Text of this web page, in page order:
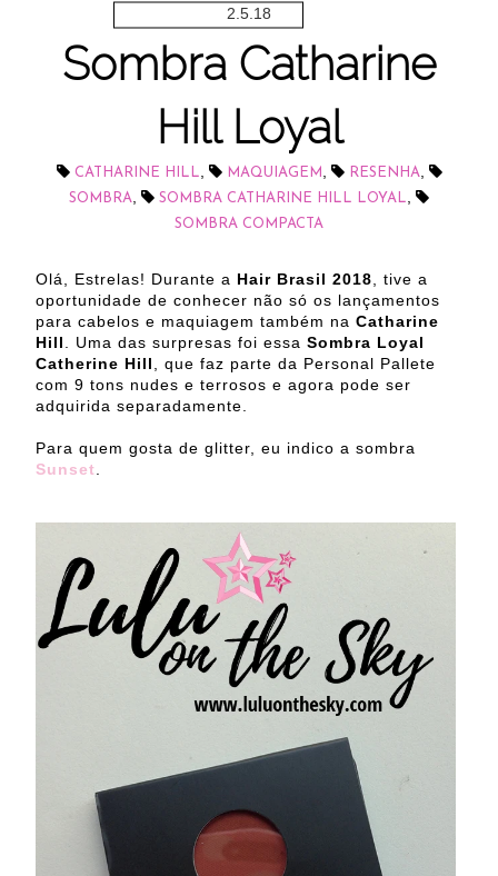
2.5.18
Sombra Catharine
Hill Loyal
CATHARINE HILL MAQUIAGEM RESENHA
SOMBRA SOMBRA CATHARINE HILL LOYAL
SOMBRA COMPACTA
Olá, Estrelas! Durante a Hair Brasil 2018 , tive a
oportunidade de conhecer não só os lançamentos
para cabelos e maquiagem também na Catharine
Hill
. Uma das surpresas foi essa Sombra Loyal
Catherine Hill
, que faz parte da Personal Pallete
com 9 tons nudes e terrosos e agora pode ser
adquirida separadamente.
Para quem gosta de glitter, eu indico a sombra
Sunset